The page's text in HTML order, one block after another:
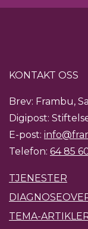
KONTAKT OSS
Brev: Frambu,
Digipost:
E-post:
Telefon: 64 85
TJENESTER
TEMA-